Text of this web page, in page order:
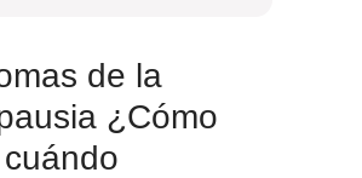
de la
¿Cómo